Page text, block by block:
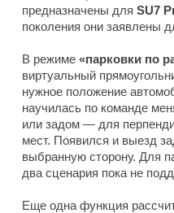
предназначены для SU7
поколения они заявлены
В режиме «парковки по
виртуальный
нужное положение
научилась по команде
или задом — для
мест. Появился и выезд
выбранную сторону. Для
два сценария пока не
Еще одна функция